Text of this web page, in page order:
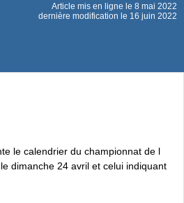
Article mis en ligne le 8 mai 2022
dernière modification le 16 juin 2022
le calendrier du championnat de l
dimanche 24 avril et celui indiquant